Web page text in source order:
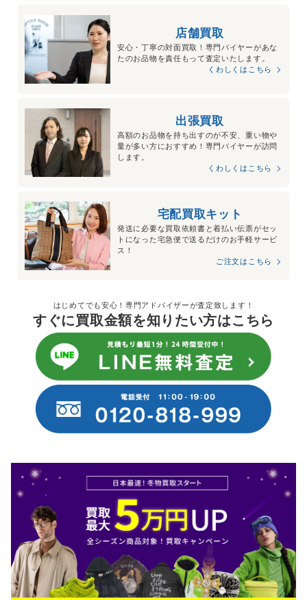
店舗買取
安心・丁寧の対面買取！専門バイヤーがあな
たのお品物を責任もって査定いたします。
くわしくはこちら
出張買取
高額のお品物を持ち出すのが不安、重い物や
量が多い方におすすめ！専門バイヤーが訪問
します。
くわしくはこちら
宅配買取キット
発送に必要な買取依頼書と着払い伝票がセッ
トになった宅急便で送るだけのお手軽サービ
ス！
ご注文はこちら
はじめてでも安心！専門アドバイザーが査定致します！
すぐに買取金額を知りたい方はこちら